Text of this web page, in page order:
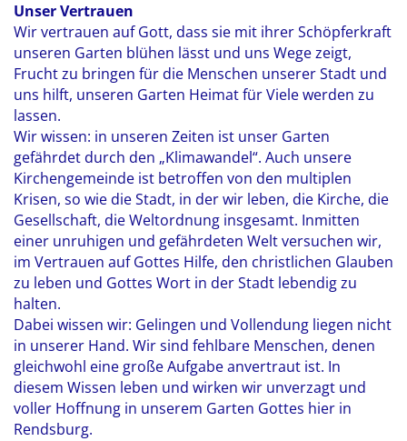
Unser Vertrauen
Wir vertrauen auf Gott, dass sie mit ihrer Schöpferkraft
unseren Garten blühen lässt und uns Wege zeigt,
Frucht zu bringen für die Menschen unserer Stadt und
uns hilft, unseren Garten Heimat für Viele werden zu
lassen.
Wir wissen: in unseren Zeiten ist unser Garten
gefährdet durch den „Klimawandel“. Auch unsere
Kirchengemeinde ist betroffen von den multiplen
Krisen, so wie die Stadt, in der wir leben, die Kirche, die
Gesellschaft, die Weltordnung insgesamt. Inmitten
einer unruhigen und gefährdeten Welt versuchen wir,
im Vertrauen auf Gottes Hilfe, den christlichen Glauben
zu leben und Gottes Wort in der Stadt lebendig zu
halten.
Dabei wissen wir: Gelingen und Vollendung liegen nicht
in unserer Hand. Wir sind fehlbare Menschen, denen
gleichwohl eine große Aufgabe anvertraut ist. In
diesem Wissen leben und wirken wir unverzagt und
voller Hoffnung in unserem Garten Gottes hier in
Rendsburg.